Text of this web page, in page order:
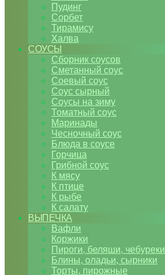
Пудинг
Сорбет
Тирамису
Халва
СОУСЫ
Сборник соусов
Сметанный соус
Соевый соус
Соус сырный
Соусы на зиму
Томатный соус
Маринады
Чесночный соус
Блюда в соусе
Горчица
Грибной соус
К мясу
К птице
К рыбе
К салату
ВЫПЕЧКА
Вафли
Коржики
Пироги, беляши, чебуреки
Блины, оладьи, сырники
Торты, пирожные